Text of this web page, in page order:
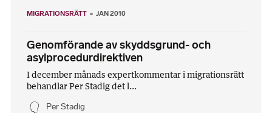
MIGRATIONSRÄTT JAN 2010
Genomförande av skyddsgrund- och
asylprocedurdirektiven
I december månads expertkommentar i migrationsrätt
behandlar Per Stadig det l...
Per Stadig